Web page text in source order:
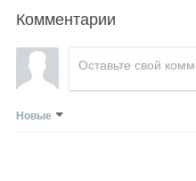
Комментарии
Новые